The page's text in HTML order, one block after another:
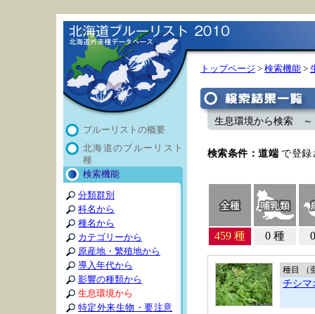
ブルーリストの概要
北海道のブルーリスト
種
検索機能
分類群別
科名から
種名から
カテゴリーから
原産地・繁殖地から
導入年代から
影響の種類から
生息環境から
特定外来生物・要注意
トップページ > 検索機能 >
生息環境から検索 ～
検索条件：道端 で登
459 種 0 種
種目 （
チシマ